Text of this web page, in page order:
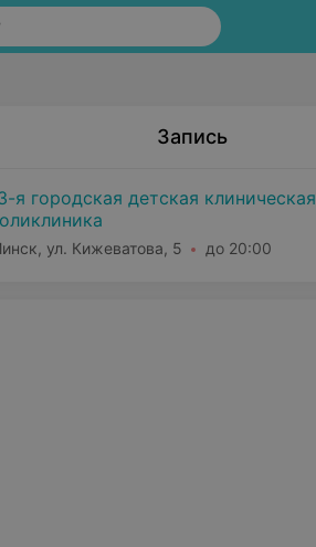
Запись
я городская детская клиническая
ул. Кижеватова, 5 до 20:00